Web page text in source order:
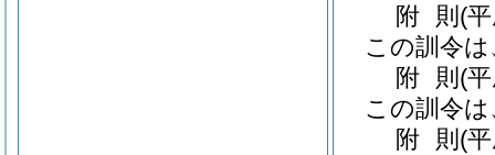
附 則 (
この訓令
附 則 (
この訓令
附 則 (